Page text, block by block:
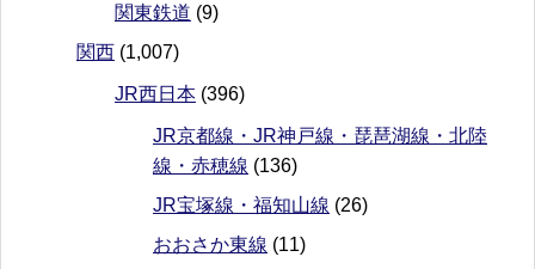
関東鉄道 (9)
関西 (1,007)
JR西日本 (396)
JR京都線・JR神戸線・琵琶湖線・北陸
線・赤穂線 (136)
JR宝塚線・福知山線 (26)
おおさか東線 (11)